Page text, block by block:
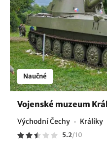
Naučné
Vojenské muzeum
Východní Čechy Králíky
5.2/10